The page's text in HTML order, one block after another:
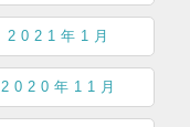
2021年1月
2020年11月